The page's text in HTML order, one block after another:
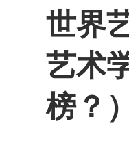
世界
艺术
榜？